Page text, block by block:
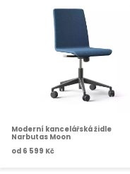
Moderní kancelářská židle
Narbutas Moon
od 6 599 Kč